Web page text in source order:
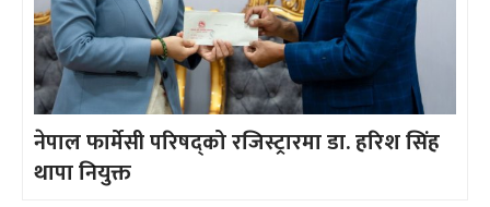
नेपाल फार्मेसी परिषद्को रजिस्ट्रारमा डा. हरिश सिंह
थापा नियुक्त